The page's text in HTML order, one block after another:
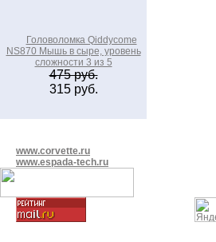
Головоломка Qiddycome
NS870 Мышь в сыре, уровень
сложности 3 из 5
475 руб.
315 руб.
www.corvette.ru
www.espada-tech.ru